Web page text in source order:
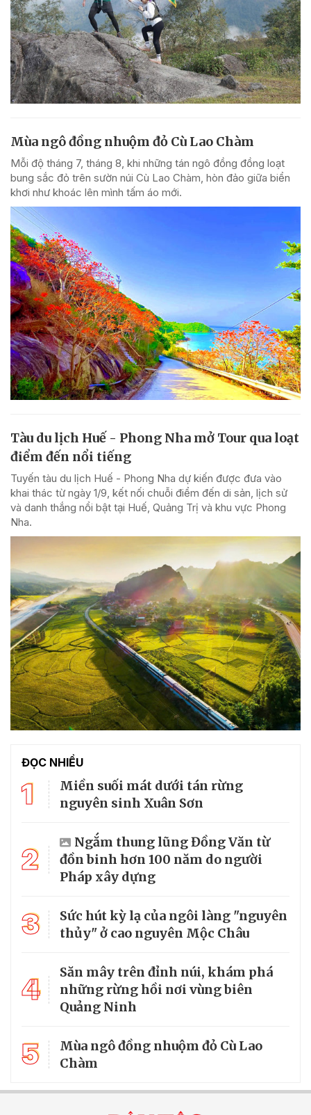
Mùa ngô đồng nhuộm đỏ Cù Lao Chàm
Mỗi độ tháng 7, tháng 8, khi những tán ngô đồng đồng loạt
bung sắc đỏ trên sườn núi Cù Lao Chàm, hòn đảo giữa biển
khơi như khoác lên mình tấm áo mới.
Tàu du lịch Huế - Phong Nha mở Tour qua loạt
điểm đến nổi tiếng
Tuyến tàu du lịch Huế - Phong Nha dự kiến được đưa vào
khai thác từ ngày 1/9, kết nối chuỗi điểm đến di sản, lịch sử
và danh thắng nổi bật tại Huế, Quảng Trị và khu vực Phong
Nha.
ĐỌC NHIỀU
1
Miền suối mát dưới tán rừng
nguyên sinh Xuân Sơn
2
Ngắm thung lũng Đồng Văn từ
đồn binh hơn 100 năm do người
Pháp xây dựng
3
Sức hút kỳ lạ của ngôi làng "nguyên
thủy" ở cao nguyên Mộc Châu
4
Săn mây trên đỉnh núi, khám phá
những rừng hồi nơi vùng biên
Quảng Ninh
5
Mùa ngô đồng nhuộm đỏ Cù Lao
Chàm